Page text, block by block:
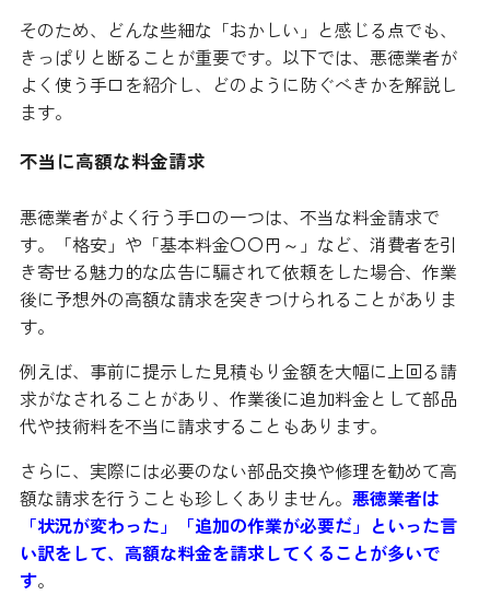
そのため、どんな些細な「おかしい」と感じる点でも、
きっぱりと断ることが重要です。以下では、悪徳業者が
よく使う手口を紹介し、どのように防ぐべきかを解説し
ます。
不当に高額な料金請求
悪徳業者がよく行う手口の一つは、不当な料金請求で
す。「格安」や「基本料金〇〇円～」など、消費者を引
き寄せる魅力的な広告に騙されて依頼をした場合、作業
後に予想外の高額な請求を突きつけられることがありま
す。
例えば、事前に提示した見積もり金額を大幅に上回る請
求がなされることがあり、作業後に追加料金として部品
代や技術料を不当に請求することもあります。
さらに、実際には必要のない部品交換や修理を勧めて高
額な請求を行うことも珍しくありません。 悪徳業者は
「状況が変わった」「追加の作業が必要だ」といった言
い訳をして、高額な料金を請求してくることが多いで
す。